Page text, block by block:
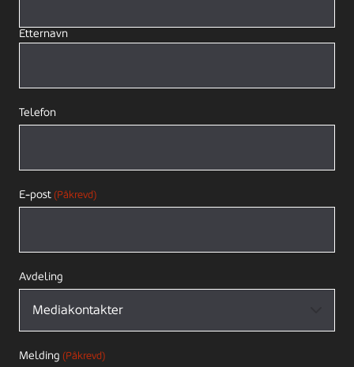
Etternavn
Telefon
E-post (Påkrevd)
Avdeling
Melding (Påkrevd)